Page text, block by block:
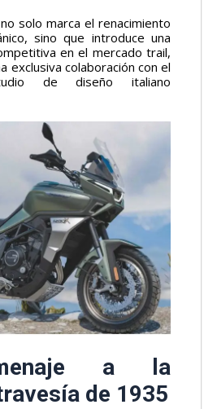
solo marca el renacimiento
sino que introduce una
en el mercado trail,
exclusiva colaboración con el
de diseño italiano
a la
de 1935